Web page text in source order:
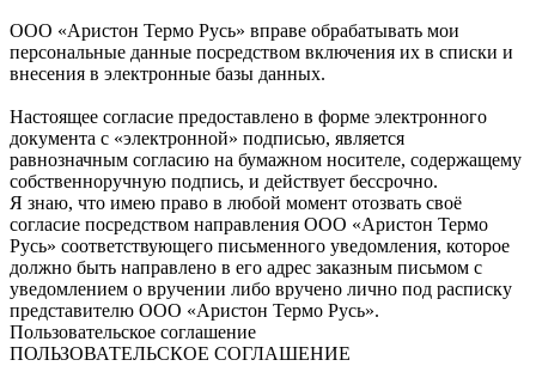
ООО «Аристон Термо Русь» вправе обрабатывать мои
персональные данные посредством включения их в списки и
внесения в электронные базы данных.
Настоящее согласие предоставлено в форме электронного
документа с «электронной» подписью, является
равнозначным согласию на бумажном носителе, содержащему
собственноручную подпись, и действует бессрочно.
Я знаю, что имею право в любой момент отозвать своё
согласие посредством направления ООО «Аристон Термо
Русь» соответствующего письменного уведомления, которое
должно быть направлено в его адрес заказным письмом с
уведомлением о вручении либо вручено лично под расписку
представителю ООО «Аристон Термо Русь».
Пользовательское соглашение
ПОЛЬЗОВАТЕЛЬСКОЕ СОГЛАШЕНИЕ